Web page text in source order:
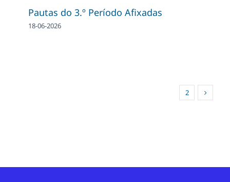
Pautas do 3.º Período Afixadas
18-06-2026
2